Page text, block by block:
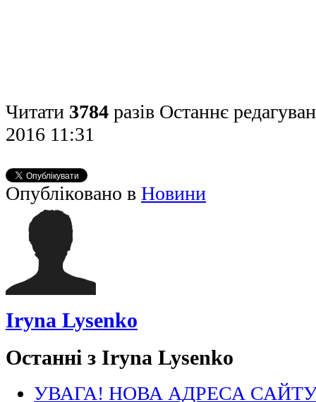
Читати 3784 разів Останнє
2016 11:31
Опубліковано в Новини
Iryna Lysenko
Останні з Iryna Lysenko
УВАГА! НОВА АДРЕСА